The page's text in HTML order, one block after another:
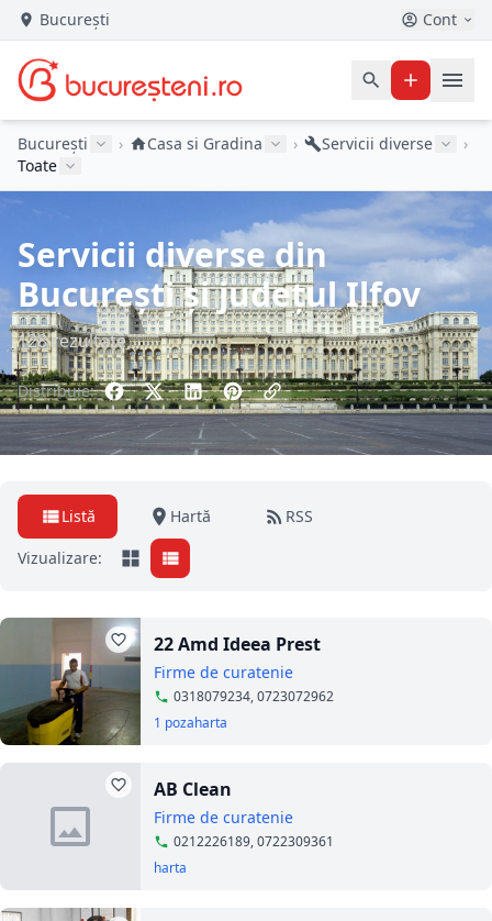
București Cont
București › Casa si Gradina › Servicii diverse
›
Toate
Servicii diverse din
București și județul Ilfov
128 rezultate
Distribuie:
Listă Hartă
RSS
Vizualizare:
22 Amd Ideea Prest
Firme de curatenie
0318079234, 0723072962
1 pozaharta
AB Clean
Firme de curatenie
0212226189, 0722309361
harta